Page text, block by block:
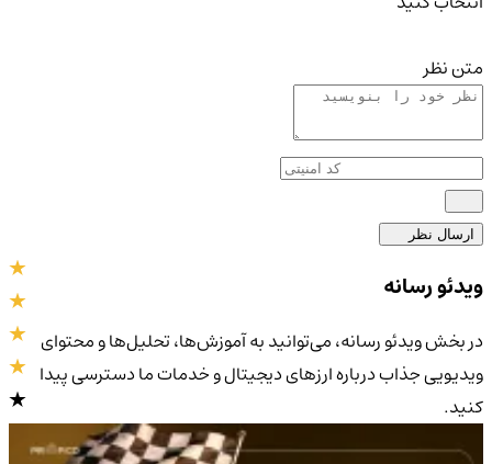
متن نظر
ارسال نظر
4.9/5
ویدئو رسانه
در بخش ویدئو رسانه، می‌توانید به آموزش‌ها، تحلیل‌ها و محتوای
ویدیویی جذاب درباره ارزهای دیجیتال و خدمات ما دسترسی پیدا
کنید.